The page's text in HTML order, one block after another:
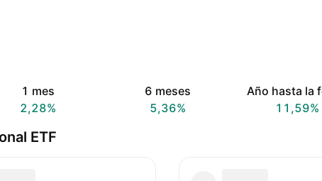
1 mes
2,28%
6 meses
5,36%
Año hasta la
11,59%
ETF